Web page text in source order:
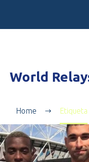
World
Home Etiqueta